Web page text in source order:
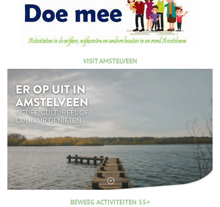
VISIT AMSTELVEEN
BEWEEG ACTIVITEITEN 55+